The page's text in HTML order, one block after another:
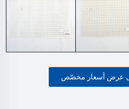
عرض أسعار مخصّص